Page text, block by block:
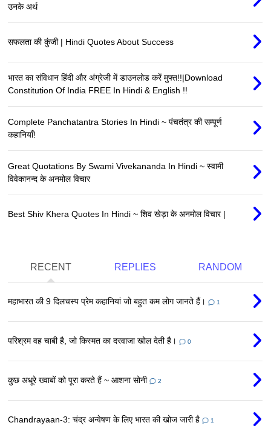
उनके अर्थ
सफलता की कुंजी | Hindi Quotes About Success
भारत का संविधान हिंदी और अंग्रेजी में डाउनलोड करें मुफ्त!!|Download
Constitution Of India FREE In Hindi & English !!
Complete Panchatantra Stories In Hindi ~ पंचतंत्र की सम्पूर्ण
कहानियाँ!
Great Quotations By Swami Vivekananda In Hindi ~ स्वामी
विवेकानन्द के अनमोल विचार
Best Shiv Khera Quotes In Hindi ~ शिव खेड़ा के अनमोल विचार |
RECENT REPLIES RANDOM
महाभारत की 9 दिलचस्प प्रेम कहानियां जो बहुत कम लोग जानते हैं। 1
परिश्रम वह चाबी है, जो किस्मत का दरवाजा खोल देती है। 0
कुछ अधूरे ख्वाबों को पूरा करते हैं ~ आशना सोनी 2
Chandrayaan-3: चंद्र अन्वेषण के लिए भारत की खोज जारी है 1